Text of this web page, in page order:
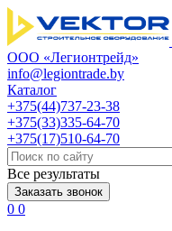
ООО «Легионтрейд»
info@legiontrade.by
Каталог
+375(44)737-23-38
+375(33)335-64-70
+375(17)510-64-70
Все результаты
Заказать звонок
0 0